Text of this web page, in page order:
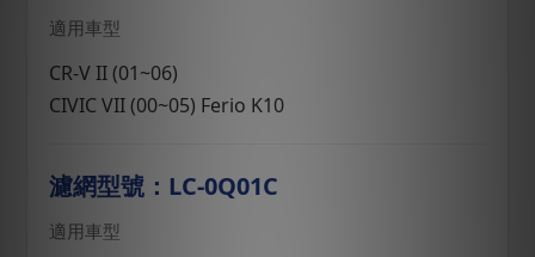
適用車型
CR-V II (01~06)
CIVIC VII (00~05) Ferio K10
濾網型號：LC-0Q01C
適用車型